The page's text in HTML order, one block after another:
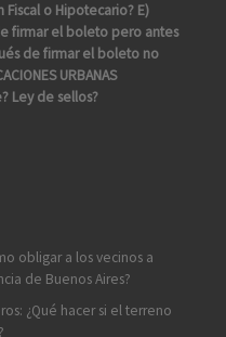
o Hipotecario? E)
firmar el boleto pero antes
de firmar el boleto no
URBANAS
Ley de sellos?
obligar a los vecinos a
de Buenos Aires?
¿Qué hacer si el terreno